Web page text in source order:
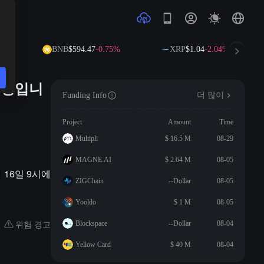
BNB$594.47-0.75% XRP$1.04-2.04%
입니
일 9시에
위험 경고
Funding Info 더 많이
Project Amount
Time
Multipli
$ 16.5 M 08-29
MAGNE.AI $ 2.64 M 08-05
ZIGChain --Dollar 08-05
Yooldo $ 1 M 08-05
Blockspace --Dollar 08-04
Yellow Card $ 40 M 08-04